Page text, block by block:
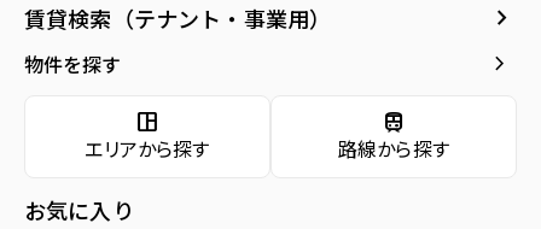
賃貸検索（テナント・事業用） keyboard_arrow_right
物件を探す keyboard_arrow_right
space_dashboard
エリアから探す
train
路線から探す
お気に入り
地図・周辺環境 arrow_forward
間取り
1階／2階建て